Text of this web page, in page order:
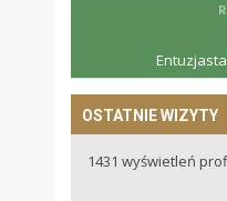
OSTATNIE WIZYTY
1431 wyświetleń